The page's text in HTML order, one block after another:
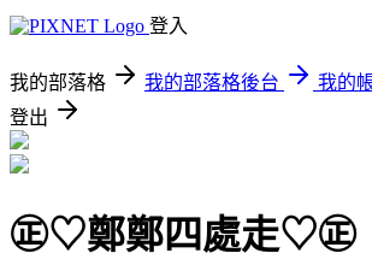
登入
我的部落格 我的部落格後台
我的
登出
㊣♡鄭鄭四處走♡㊣